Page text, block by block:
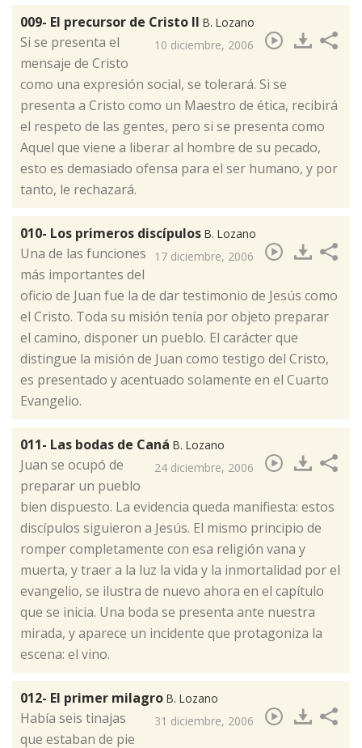
009- El precursor de Cristo II B. Lozano
10 diciembre, 2006
​Si se presenta el
mensaje de Cristo
como una expresión social, se tolerará. Si se
presenta a Cristo como un Maestro de ética, recibirá
el respeto de las gentes, pero si se presenta como
Aquel que viene a liberar al hombre de su pecado,
esto es demasiado ofensa para el ser humano, y por
tanto, le rechazará.
010- Los primeros discípulos B. Lozano
17 diciembre, 2006
​Una de las funciones
más importantes del
oficio de Juan fue la de dar testimonio de Jesús como
el Cristo. Toda su misión tenía por objeto preparar
el camino, disponer un pueblo. El carácter que
distingue la misión de Juan como testigo del Cristo,
es presentado y acentuado solamente en el Cuarto
Evangelio.
011- Las bodas de Caná B. Lozano
24 diciembre, 2006
​Juan se ocupó de
preparar un pueblo
bien dispuesto. La evidencia queda manifiesta: estos
discípulos siguieron a Jesús. El mismo principio de
romper completamente con esa religión vana y
muerta, y traer a la luz la vida y la inmortalidad por el
evangelio, se ilustra de nuevo ahora en el capítulo
que se inicia. Una boda se presenta ante nuestra
mirada, y aparece un incidente que protagoniza la
escena: el vino.
012- El primer milagro B. Lozano
31 diciembre, 2006
​Había seis tinajas
que estaban de pie